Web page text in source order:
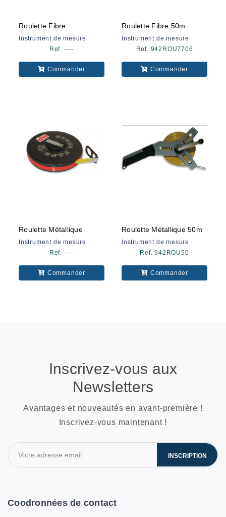
Roulette Fibre
Instrument de mesure
Ref. ----
Commander
Roulette Fibre 50m
Instrument de mesure
Ref. 942ROU7706
Commander
Roulette Métallique
Instrument de mesure
Ref. ----
Commander
Roulette Métallique 50m
Instrument de mesure
Ref. 942ROU50
Commander
Inscrivez-vous aux
Newsletters
Avantages et nouveautés en avant-première !
Inscrivez-vous maintenant !
INSCRIPTION
Coodronnées de contact